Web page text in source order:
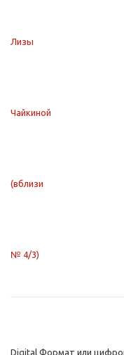
Digital Формат или